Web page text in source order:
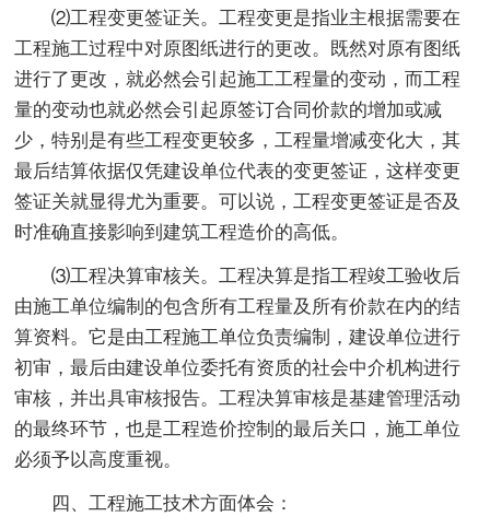
⑵工程变更签证关。工程变更是指业主根据需要在
工程施工过程中对原图纸进行的更改。既然对原有图纸
进行了更改，就必然会引起施工工程量的变动，而工程
量的变动也就必然会引起原签订合同价款的增加或减
少，特别是有些工程变更较多，工程量增减变化大，其
最后结算依据仅凭建设单位代表的变更签证，这样变更
签证关就显得尤为重要。可以说，工程变更签证是否及
时准确直接影响到建筑工程造价的高低。
⑶工程决算审核关。工程决算是指工程竣工验收后
由施工单位编制的包含所有工程量及所有价款在内的结
算资料。它是由工程施工单位负责编制，建设单位进行
初审，最后由建设单位委托有资质的社会中介机构进行
审核，并出具审核报告。工程决算审核是基建管理活动
的最终环节，也是工程造价控制的最后关口，施工单位
必须予以高度重视。
四、工程施工技术方面体会：